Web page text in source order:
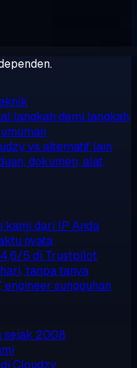
langkah demi langkah
vs alternatif lain
dokumen, alat,
kami dari IP Anda
nyata
5 di Trustpilot
tanpa tanya
engineer sungguhan
sejak 2008
Cloudzy